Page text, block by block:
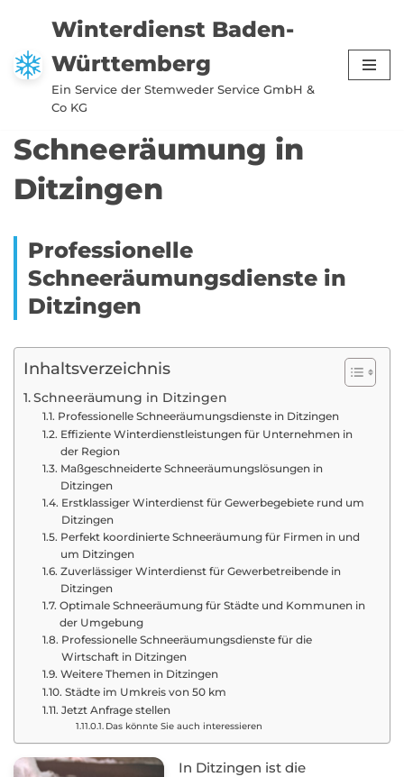
Zum
Inhalt
springen
Winterdienst Baden-
Württemberg
Ein Service der Stemweder Service GmbH &
Co KG
Schneeräumung in
Ditzingen
Professionelle
Schneeräumungsdienste in
Ditzingen
Inhaltsverzeichnis
Schneeräumung in Ditzingen
Professionelle Schneeräumungsdienste in Ditzingen
Effiziente Winterdienstleistungen für Unternehmen in
der Region
Maßgeschneiderte Schneeräumungslösungen in
Ditzingen
Erstklassiger Winterdienst für Gewerbegebiete rund um
Ditzingen
Perfekt koordinierte Schneeräumung für Firmen in und
um Ditzingen
Zuverlässiger Winterdienst für Gewerbetreibende in
Ditzingen
Optimale Schneeräumung für Städte und Kommunen in
der Umgebung
Professionelle Schneeräumungsdienste für die
Wirtschaft in Ditzingen
Weitere Themen in Ditzingen
Städte im Umkreis von 50 km
Jetzt Anfrage stellen
Das könnte Sie auch interessieren
In Ditzingen ist die